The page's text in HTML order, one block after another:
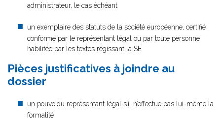
administrateur, le cas échéant
un exemplaire des statuts de la société européenne, certifié
conforme par le représentant légal ou par toute personne
habilitée par les textes régissant la SE
Pièces justificatives à joindre au
dossier
un pouvoidu représentant légal s’il n’effectue pas lui-même la
formalité